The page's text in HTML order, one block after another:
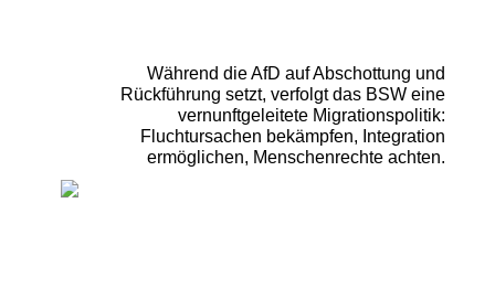
Während die AfD auf Abschottung und
Rückführung setzt, verfolgt das BSW eine
vernunftgeleitete Migrationspolitik:
Fluchtursachen bekämpfen, Integration
ermöglichen, Menschenrechte achten.